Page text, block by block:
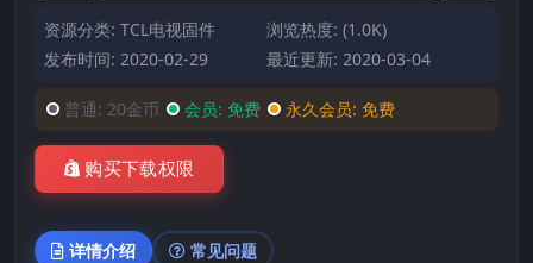
资源分类: TCL电视固件
浏览热度: (1.0K)
发布时间: 2020-02-29
最近更新: 2020-03-04
普通: 20金币 会员: 免费 永久会员: 免费
购买下载权限
详情介绍 常见问题